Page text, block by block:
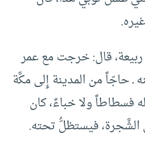
ربيعة، قال: خرجت مع عمر
ـ حاجّاً من المدينة إِلى مكَّة
فسطاطاً ولا خباءً، كان
الشَّجرة، فيستظلُّ تحته.